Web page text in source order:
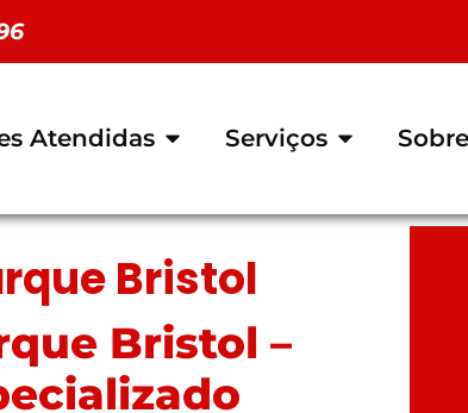
Atendidas Serviços
Bristol
Bristol –